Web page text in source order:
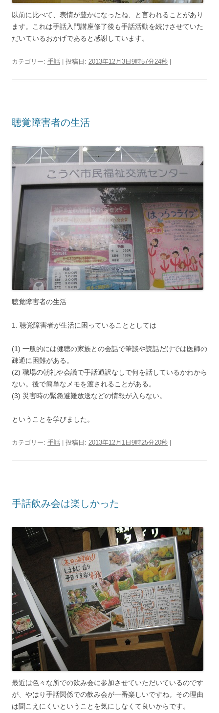
以前に比べて、表情が豊かになったね、と言われることがあり
ます。これは手話入門講座修了後も手話活動を続けさせていた
だいているおかげであると感謝しています。
カテゴリー: 手話 | 投稿日: 2013年12月3日9時57分24秒
聴覚障害者の生活
聴覚障害者の生活
1. 聴覚障害者が生活に困っていることとしては
(1) 一般的には健聴の家族との会話で筆談や読話だけでは医師の
疎通に困難がある。
(2) 職場の朝礼や会議で手話通訳なしで何を話しているかわから
ない。後で簡単なメモを渡されることがある。
(3) 災害時の緊急避難放送などの情報が入らない。
ということを学びました。
カテゴリー: 手話 | 投稿日: 2013年12月1日9時25分20秒
手話飲み会は楽しかった
最近は色々な所での飲み会に参加させていただいているのです
が、やはり手話関係での飲み会が一番楽しいですね。その理由
は聞こえにくいということを気にしなくて良いからです。